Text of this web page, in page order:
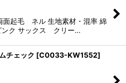
面起毛 ネル 生地素材・混率 綿
ンク サックス クリー…
チェック [C0033-KW1552]